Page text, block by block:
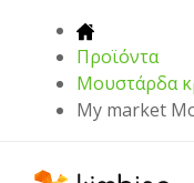
Προϊόντα
Μουστάρδα
My market